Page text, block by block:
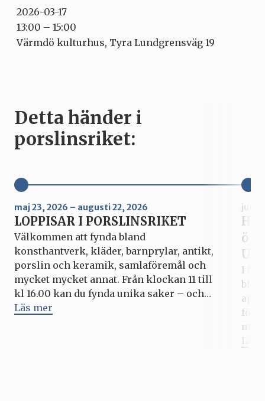
2026-03-17
13:00 – 15:00
Värmdö kulturhus, Tyra Lundgrensväg 19
Detta händer i
porslinsriket:
maj 23, 2026 – augusti 22, 2026
LOPPISAR I PORSLINSRIKET
Välkommen att fynda bland
konsthantverk, kläder, barnprylar, antikt,
porslin och keramik, samlaföremål och
mycket mycket annat. Från klockan 11 till
kl 16.00 kan du fynda unika saker – och
kanske göra ett bra klipp? Hela
Läs mer
juni
I
Läs